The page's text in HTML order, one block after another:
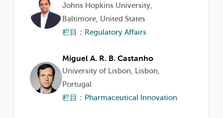
Johns Hopkins University,
Baltimore, United States
栏目：Regulatory Affairs
Miguel A. R. B. Castanho
University of Lisbon, Lisbon,
Portugal
栏目：Pharmaceutical Innovation